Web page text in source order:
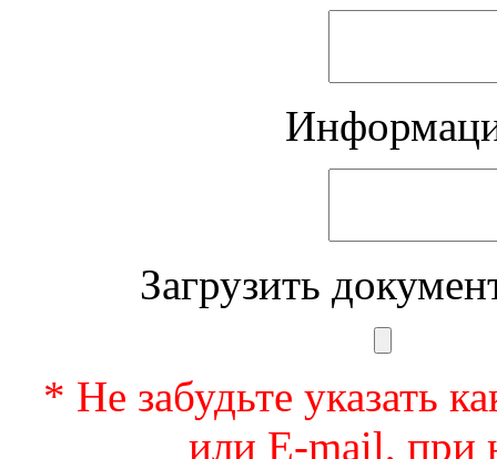
Загрузить
* Не забудьте указать
или E-mail, при